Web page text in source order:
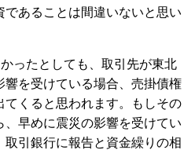
あることは間違いないと思い
ったとしても、取引先が東北
を受けている場合、売掛債権
くると思われます。もしその
早めに震災の影響を受けてい
取引銀行に報告と資金繰りの相